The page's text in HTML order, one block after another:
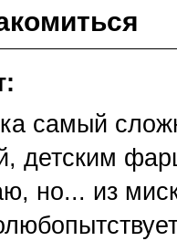
самый
детским
но... из